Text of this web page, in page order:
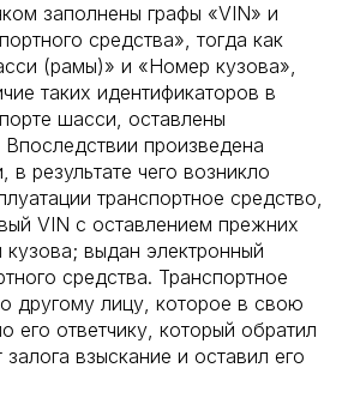
заполнены графы «VIN» и
средства», тогда как
(рамы)» и «Номер кузова»,
таких идентификаторов в
шасси, оставлены
произведена
результате чего возникло
транспортное средство,
VIN с оставлением прежних
выдан электронный
средства. Транспортное
другому лицу, которое в свою
его ответчику, который обратил
взыскание и оставил его